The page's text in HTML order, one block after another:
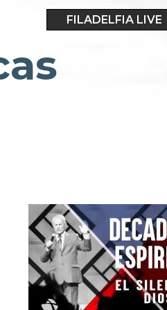
FILADELFIA LIVE